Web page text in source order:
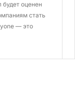
оценен
стать
— это